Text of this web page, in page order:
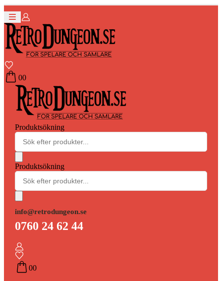
00
Produktsökning
Produktsökning
info@retrodungeon.se
0760 24 62 44
00